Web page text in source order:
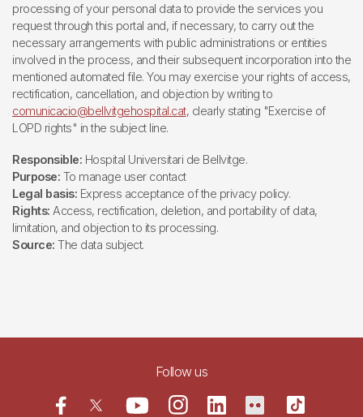
processing of your personal data to provide the services you
request through this portal and, if necessary, to carry out the
necessary arrangements with public administrations or entities
involved in the process, and their subsequent incorporation into the
mentioned automated file. You may exercise your rights of access,
rectification, cancellation, and objection by writing to
comunicacio@bellvitgehospital.cat, clearly stating "Exercise of
LOPD rights" in the subject line.
Responsible: Hospital Universitari de Bellvitge.
Purpose: To manage user contact
Legal basis: Express acceptance of the privacy policy.
Rights: Access, rectification, deletion, and portability of data,
limitation, and objection to its processing.
Source: The data subject.
Follow us